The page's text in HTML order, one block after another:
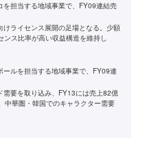
を担当する地域事業で、FY09連結売
ライセンス展開の足場となる。少額
ス比率が高い収益構造を維持し
ルを担当する地域事業で、FY09連
需要を取り込み、FY13には売上82億
中華圏・韓国でのキャラクター需要